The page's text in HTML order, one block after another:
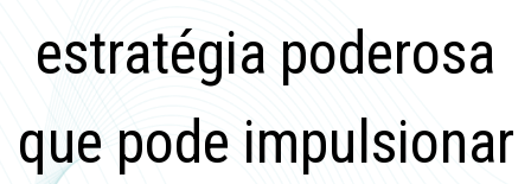
estratégia poderosa
que pode impulsionar